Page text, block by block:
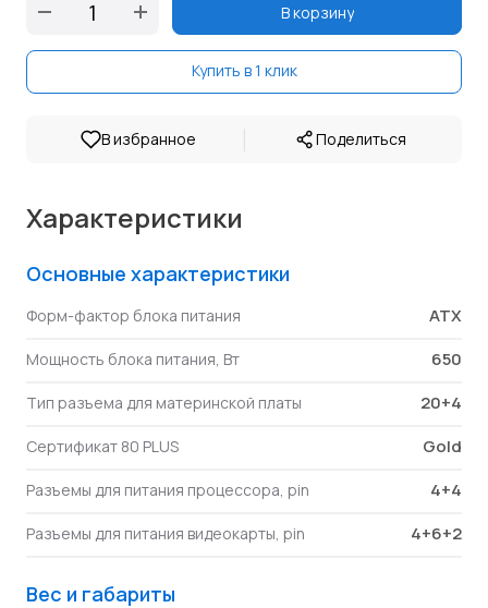
В корзину
Купить в 1 клик
В избранное | Поделиться
Характеристики
Основные характеристики
Форм-фактор блока питания ATX
Мощность блока питания, Вт 650
Тип разъема для материнской платы 20+4
Сертификат 80 PLUS Gold
Разъемы для питания процессора, pin 4+4
Разъемы для питания видеокарты, pin 4+6+2
Вес и габариты